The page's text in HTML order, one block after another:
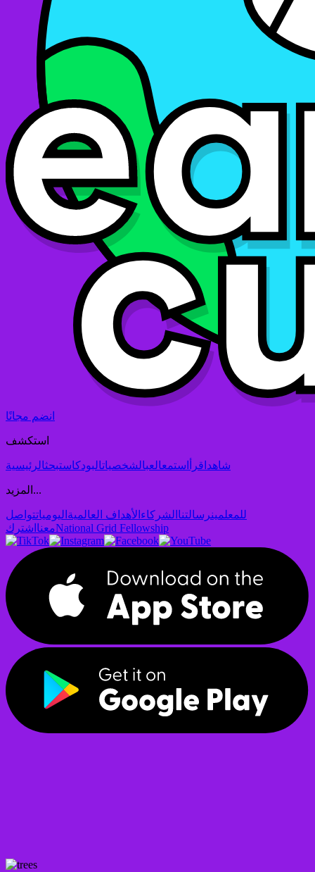
انضم مجانًا
استكشف
شاهد اقرأ استمعالعبالشخصياتالبودكاستبحثالرئيسية
المزيد...
للمعلمينرسالتنا الشركاء الأهداف العالمية اليومياتتواصل
معنا اشترك National Grid Fellowship